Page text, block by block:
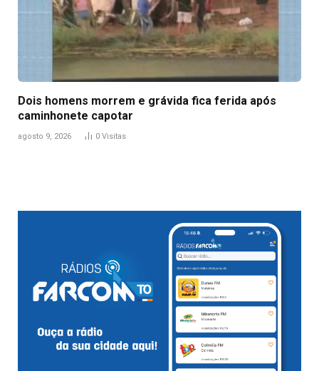
Dois homens morrem e grávida fica ferida após
caminhonete capotar
agosto 9, 2026 0 Visitas